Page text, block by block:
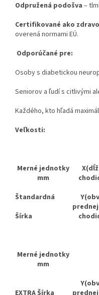
Odpružená podošva –
Certifikované ako
overená normami EÚ.
Odporúčané pre:
Osoby s diabetickou
Seniorov a ľudí s citlivými
Každého, kto hľadá
Veľkosti:
Merné jednotky
mm
Štandardná
Šírka
Merné jednotky
mm